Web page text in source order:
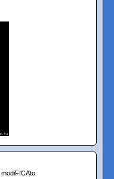
modiFICAto